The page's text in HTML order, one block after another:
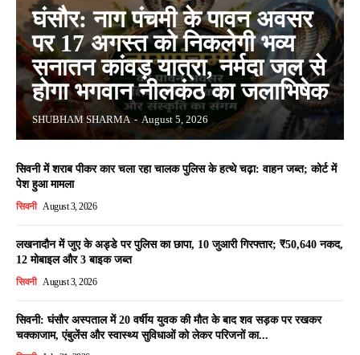
घंसौर: नाग पंचमी के पावन अवसर
पर 17 अगस्त को निकलेगी भव्य
सनातन कांवड़ यात्रा, नर्मदा जल से
होगा भगवान नीलकंठ का जलाभिषेक
SHUBHAM SHARMA - August 5, 2026
सिवनी में शराब पीकर कार चला रहा चालक पुलिस के हत्थे चढ़ा: वाहन जब्त; कोर्ट में
पेश हुआ मामला
सिवनी August 3, 2026
लखनादौन में जुए के अड्डे पर पुलिस का छापा, 10 जुआरी गिरफ्तार; ₹50,640 नकद,
12 मोबाइल और 3 बाइक जब्त
सिवनी August 3, 2026
सिवनी: घंसौर अस्पताल में 20 वर्षीय युवक की मौत के बाद शव सड़क पर रखकर
चक्काजाम, एंबुलेंस और स्वास्थ्य सुविधाओं को लेकर परिजनों का...